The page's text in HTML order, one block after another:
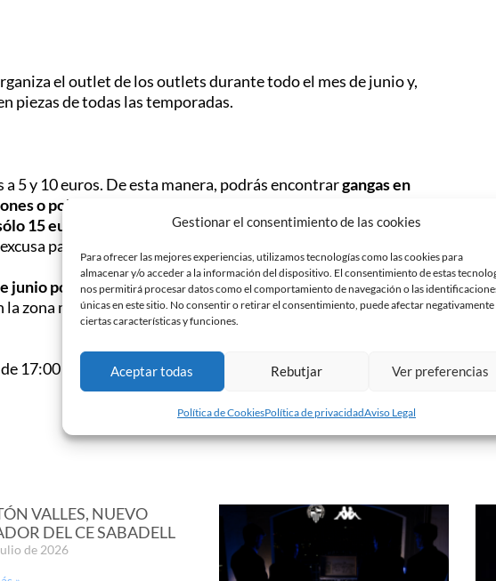
Gestionar el consentimiento de las cookies
Para ofrecer las mejores experiencias, utilizamos tecnologías como las cookies para
almacenar y/o acceder a la información del dispositivo. El consentimiento de estas
nos permitirá procesar datos como el comportamiento de navegación o las
únicas en este sitio. No consentir o retirar el consentimiento, puede afectar negativamente
ciertas características y funciones.
Aceptar todas Rebutjar Ver preferencias
Política de CookiesPolítica de privacidadAviso Legal
el outlet de los outlets durante todo el mes de junio y,
piezas de todas las temporadas.
5 y 10 euros. De esta manera, podrás encontrargangas en
o polos, entre otros
15 euros
, aunque se seguirá haciendo laexitosa promoción
para llevarte tu pieza arlequinada a un precio excelente!
junio por la tarde, se realizará durante todo el mes de junio
zona mixta de la Nova Creu Alta.
17:00 a 20:00 horas
VALLES, NUEVO
DEL CE SABADELL
de 2026